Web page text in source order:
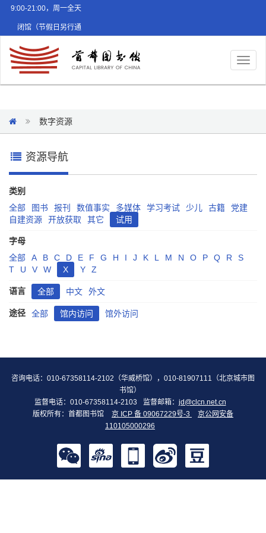
9:00-21:00，周一全天
闭馆（节假日另行通
数字资源
资源导航
类别
全部
图书 报刊 数值事实 多媒体 学习考试 少儿 古籍
党建
自建资源
开放获取 其它 试用
字母
全部
A B C D E F G H I J K L M N O P Q R
S
T
U V W X Y Z
语言 全部 中文 外文
途径 全部 馆内访问 馆外访问
咨询电话：010-67358114-2102（华威桥馆），010-81907111（北京城市图
书馆）
监督电话：010-67358114-2103
监督邮箱： jd@clcn.net.cn
版权所有：首都图书馆
京 ICP 备 09067229号-3
京公网安备
110105000296